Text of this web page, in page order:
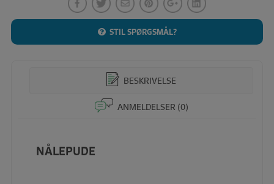
STIL SPØRGSMÅL?
BESKRIVELSE
ANMELDELSER (0)
NÅLEPUDE